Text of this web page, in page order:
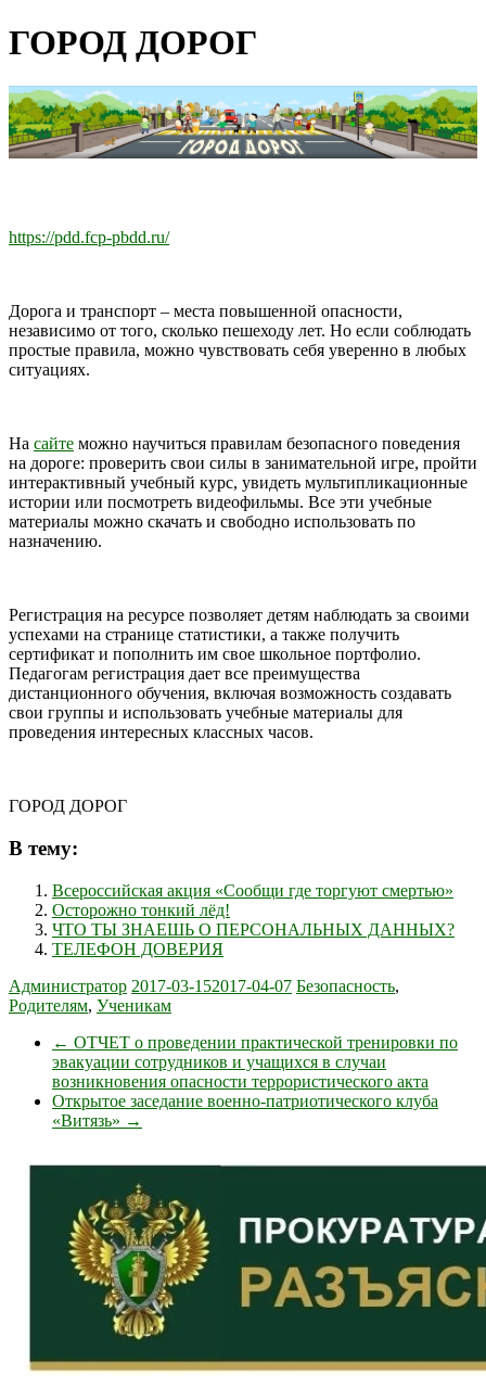
ГОРОД ДОРОГ
https://pdd.fcp-pbdd.ru/
Дорога и транспорт – места повышенной опасности,
независимо от того, сколько пешеходу лет. Но если соблюдать
простые правила, можно чувствовать себя уверенно в любых
ситуациях.
На сайте можно научиться правилам безопасного поведения
на дороге: проверить свои силы в занимательной игре, пройти
интерактивный учебный курс, увидеть мультипликационные
истории или посмотреть видеофильмы. Все эти учебные
материалы можно скачать и свободно использовать по
назначению.
Регистрация на ресурсе позволяет детям наблюдать за своими
успехами на странице статистики, а также получить
сертификат и пополнить им свое школьное портфолио.
Педагогам регистрация дает все преимущества
дистанционного обучения, включая возможность создавать
свои группы и использовать учебные материалы для
проведения интересных классных часов.
ГОРОД ДОРОГ
В тему:
Всероссийская акция «Сообщи где торгуют смертью»
Осторожно тонкий лёд!
ЧТО ТЫ ЗНАЕШЬ О ПЕРСОНАЛЬНЫХ ДАННЫХ?
ТЕЛЕФОН ДОВЕРИЯ
Администратор 2017-03-152017-04-07 Безопасность,
Родителям, Ученикам
← ОТЧЕТ о проведении практической тренировки по
эвакуации сотрудников и учащихся в случаи
возникновения опасности террористического акта
Открытое заседание военно-патриотического клуба
«Витязь» →